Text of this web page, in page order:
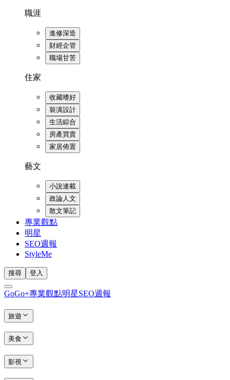
職涯
進修深造
財經企管
職場甘苦
住家
收藏嗜好
裝潢設計
生活綜合
房產買賣
家居佈置
藝文
小說連載
政論人文
散文筆記
專業觀點
明星
SEO週報
StyleMe
搜尋 登入
GoGo+專業觀點明星SEO週報
旅遊
美食
影視